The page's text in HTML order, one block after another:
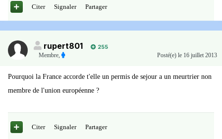
Citer Signaler Partager
rupert801
255
Membre, Posté(e) le 16 juillet 2013
Pourquoi la France accorde t'elle un permis de sejour a un meurtrier non
membre de l'union européenne ?
Citer Signaler Partager